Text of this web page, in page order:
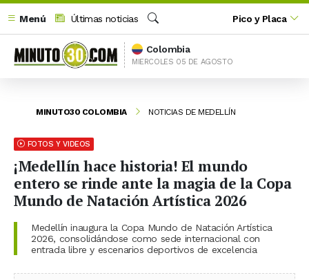
Menú
Últimas noticias
Buscar
Pico y Placa
Colombia
MIERCOLES 05 DE AGOSTO
MINUTO30 COLOMBIA NOTICIAS DE MEDELLÍN
FOTOS Y VIDEOS
¡Medellín hace historia! El mundo
entero se rinde ante la magia de la Copa
Mundo de Natación Artística 2026
Medellín inaugura la Copa Mundo de Natación Artística
2026, consolidándose como sede internacional con
entrada libre y escenarios deportivos de excelencia